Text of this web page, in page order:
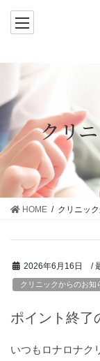
ス
ッ
プ
ン
移
動
クリ
HOME クリニッ
2026年6月16日 /
クリニックからのお知
ポイント終了
いつもロナロナク